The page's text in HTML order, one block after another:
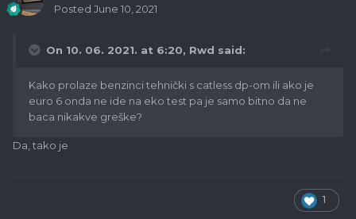
Posted June 10, 2021
On 10. 06. 2021. at 6:20, Rwd said:
Kako prolaze benzinci tehnički s catless dp-om ili ako je
euro 6 onda ne ide na eko test pa je samo bitno da ne
baca nikakve greške?
Da, tako je
1